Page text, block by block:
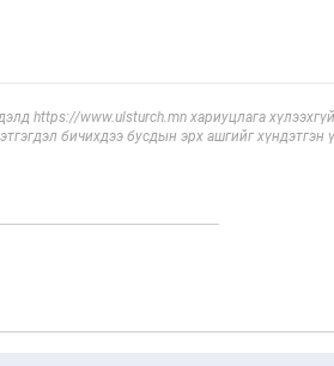
https://www.ulsturch.mn хариуцлага
бичихдээ бусдын эрх ашгийг хүндэтгэн